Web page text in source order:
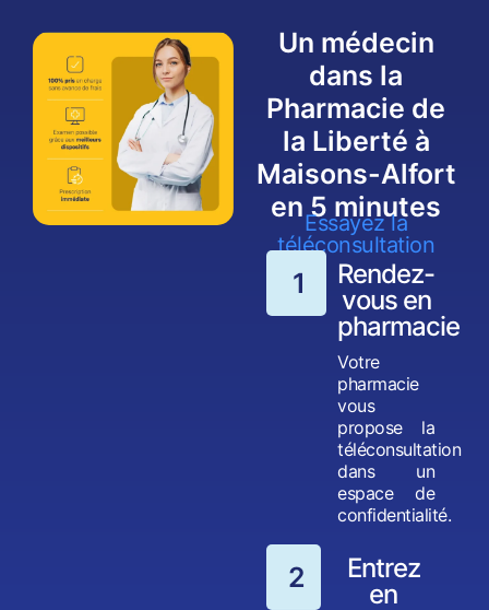
Un médecin
dans la
Pharmacie de
la Liberté à
Maisons-Alfort
en 5 minutes
Essayez la
téléconsultation
1
Rendez-
vous en
pharmacie
Votre
pharmacie
vous
propose la
téléconsultation
dans un
espace de
confidentialité.
2
Entrez
en